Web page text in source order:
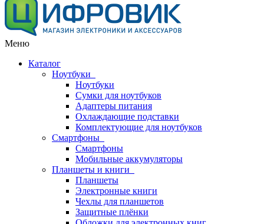
Меню
Каталог
Ноутбуки
Ноутбуки
Сумки для ноутбуков
Адаптеры питания
Охлаждающие подставки
Комплектующие для ноутбуков
Смартфоны
Смартфоны
Мобильные аккумуляторы
Планшеты и книги
Планшеты
Электронные книги
Чехлы для планшетов
Защитные плёнки